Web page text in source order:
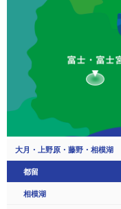
大月・上野原・藤野・相模湖
都留
相模湖